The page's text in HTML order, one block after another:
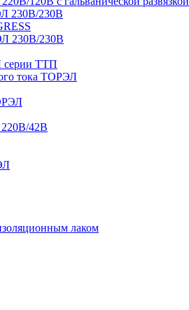
230В/230В
230В/230В
серии ТТП
тока ТОРЭЛ
42В
лаком